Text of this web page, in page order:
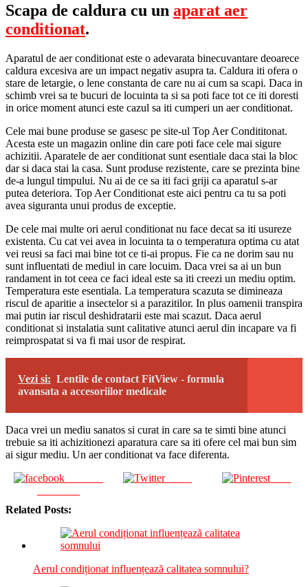
Scapa de caldura cu un aparat aer
conditionat.
Aparatul de aer conditionat este o adevarata binecuvantare deoarece
caldura excesiva are un impact negativ asupra ta. Caldura iti ofera o
stare de letargie, o lene constanta de care nu ai cum sa scapi. Daca in
schimb vrei sa te bucuri de locuinta ta si sa poti face tot ce iti doresti
in orice moment atunci este cazul sa iti cumperi un aer conditionat.
Cele mai bune produse se gasesc pe site-ul Top Aer Condititonat.
Acesta este un magazin online din care poti face cele mai sigure
achizitii. Aparatele de aer conditionat sunt esentiale daca stai la bloc
dar si daca stai la casa. Sunt produse rezistente, care se prezinta bine
de-a lungul timpului. Nu ai de ce sa iti faci griji ca aparatul s-ar
putea deteriora. Top Aer Conditionat este aici pentru ca tu sa poti
avea siguranta unui produs de exceptie.
De cele mai multe ori aerul conditionat nu face decat sa iti usureze
existenta. Cu cat vei avea in locuinta ta o temperatura optima cu atat
vei reusi sa faci mai bine tot ce ti-ai propus. Fie ca ne dorim sau nu
sunt influentati de mediul in care locuim. Daca vrei sa ai un bun
randament in tot ceea ce faci ideal este sa iti creezi un mediu optim.
Temperatura este esentiala. La temperatura scazuta se dimineaza
riscul de aparitie a insectelor si a parazitilor. In plus oamenii transpira
mai putin iar riscul deshidratarii este mai scazut. Daca aerul
conditionat si instalatia sunt calitative atunci aerul din incapare va fi
reimprospatat si va fi mai usor de respirat.
Vezi si: Lentile de contact FitView - formula
avansata a accesoriilor medicale
Daca vrei un mediu sanatos si curat in care sa te simti bine atunci
trebuie sa iti achizitionezi aparatura care sa iti ofere cel mai bun sim
ai sigur mediu. Un aer conditionat va face diferenta.
Tweet Save
Related Posts:
Aerul condiționat influențează calitatea somnului?